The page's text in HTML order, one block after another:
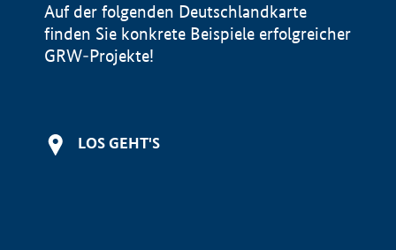
Auf der folgenden Deutschlandkarte
finden Sie konkrete Beispiele erfolgreicher
GRW-Projekte!
LOS GEHT'S